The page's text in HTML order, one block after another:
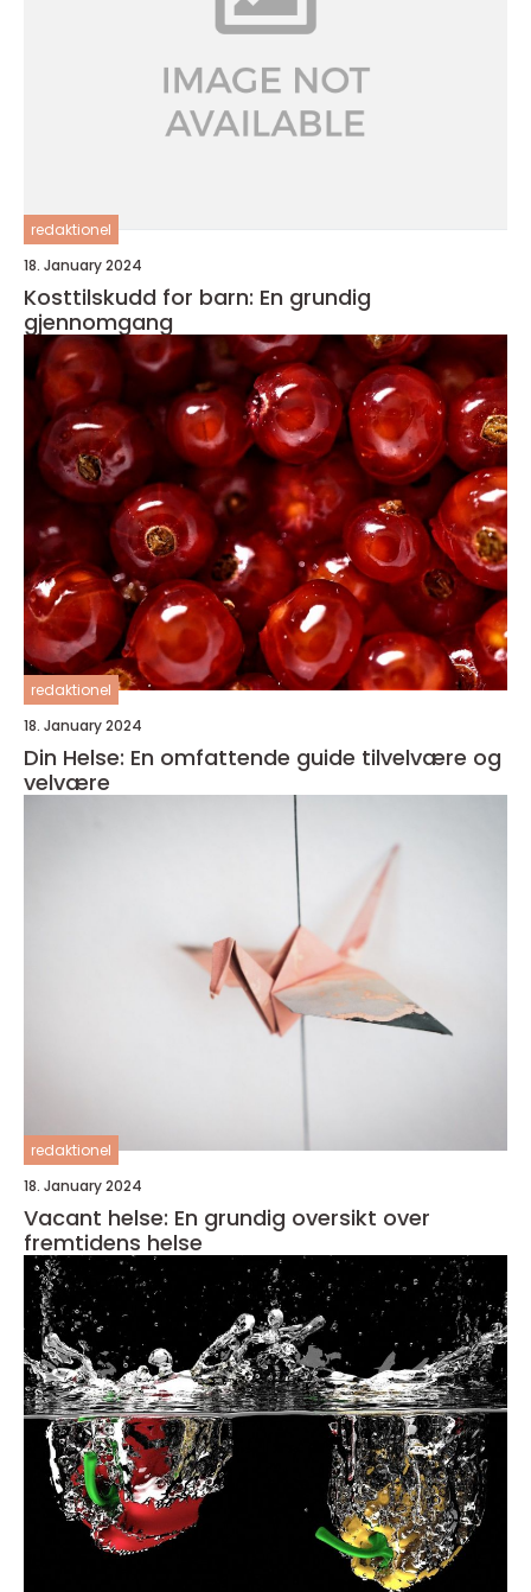
redaktionel
18. January 2024
Kosttilskudd for barn: En grundig
gjennomgang
redaktionel
18. January 2024
Din Helse: En omfattende guide tilvelvære og
velvære
redaktionel
18. January 2024
Vacant helse: En grundig oversikt over
fremtidens helse